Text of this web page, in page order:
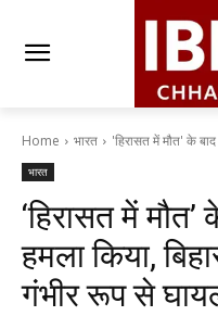
Home भारत 'हिरासत में मौत' के
भारत
‘हिरासत में
हमला किया,
गंभीर रूप से